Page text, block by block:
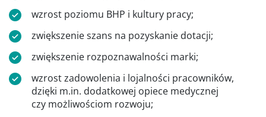
wzrost poziomu BHP i kultury pracy;
zwiększenie szans na pozyskanie dotacji;
zwiększenie rozpoznawalności marki;
wzrost zadowolenia i lojalności pracowników,
dzięki m.in. dodatkowej opiece medycznej
czy możliwościom rozwoju;